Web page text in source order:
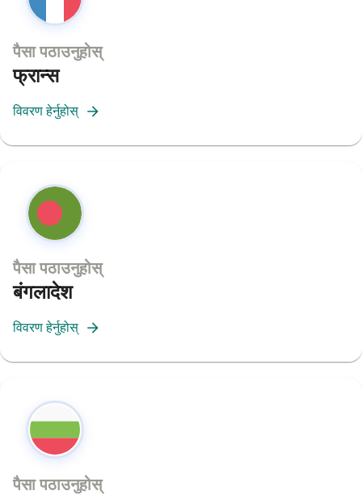
पैसा पठाउनुहोस्
फ्रान्स
विवरण हेर्नुहोस्
पैसा पठाउनुहोस्
बंगलादेश
विवरण हेर्नुहोस्
पैसा पठाउनुहोस्